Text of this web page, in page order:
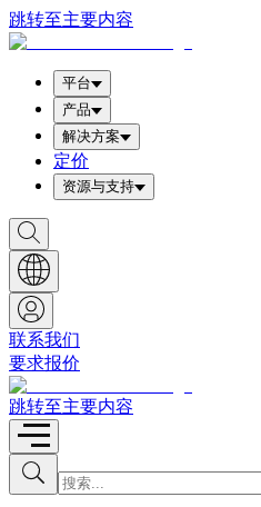
跳转至主要内容
平台
产品
解决方案
定价
资源与支持
S
h
o
w
S
e
a
r
c
h
b
o
x
联系我们
要求报价
跳转至主要内容
S
u
b
I
n